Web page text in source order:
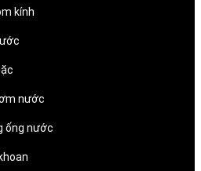
kính
nước
ống nước